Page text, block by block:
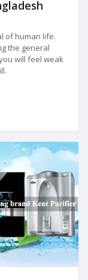
of human life.
the general
will feel weak